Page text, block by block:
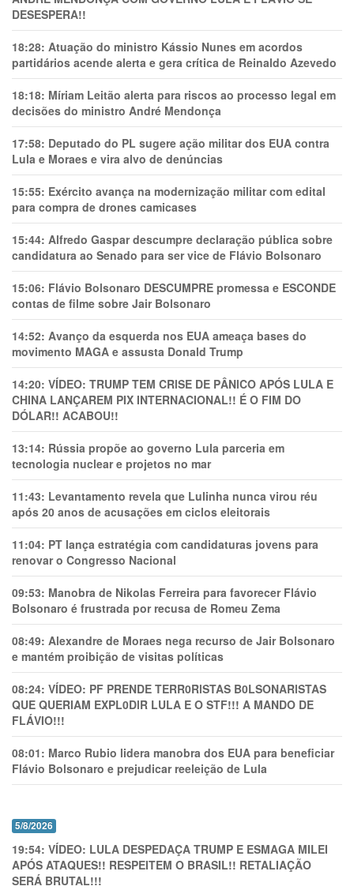
DESESPERA!!
18:28: Atuação do ministro Kássio Nunes em acordos
partidários acende alerta e gera crítica de Reinaldo Azevedo
18:18: Míriam Leitão alerta para riscos ao processo legal em
decisões do ministro André Mendonça
17:58: Deputado do PL sugere ação militar dos EUA contra
Lula e Moraes e vira alvo de denúncias
15:55: Exército avança na modernização militar com edital
para compra de drones camicases
15:44: Alfredo Gaspar descumpre declaração pública sobre
candidatura ao Senado para ser vice de Flávio Bolsonaro
15:06: Flávio Bolsonaro DESCUMPRE promessa e ESCONDE
contas de filme sobre Jair Bolsonaro
14:52: Avanço da esquerda nos EUA ameaça bases do
movimento MAGA e assusta Donald Trump
14:20: VÍDEO: TRUMP TEM CRlSE DE PÂNlCO APÓS LULA E
CHINA LANÇAREM PIX INTERNACIONAL!! É O FIM DO
DÓLAR!! ACABOU!!
13:14: Rússia propõe ao governo Lula parceria em
tecnologia nuclear e projetos no mar
11:43: Levantamento revela que Lulinha nunca virou réu
após 20 anos de acusações em ciclos eleitorais
11:04: PT lança estratégia com candidaturas jovens para
renovar o Congresso Nacional
09:53: Manobra de Nikolas Ferreira para favorecer Flávio
Bolsonaro é frustrada por recusa de Romeu Zema
08:49: Alexandre de Moraes nega recurso de Jair Bolsonaro
e mantém proibição de visitas políticas
08:24: VÍDEO: PF PRENDE TERR0RlSTAS B0LSONARlSTAS
QUE QUERIAM EXPL0DlR LULA E O STF!!! A MANDO DE
FLÁVIO!!!
08:01: Marco Rubio lidera manobra dos EUA para beneficiar
Flávio Bolsonaro e prejudicar reeleição de Lula
5/8/2026
19:54: VÍDEO: LULA DESPEDAÇA TRUMP E ESMAGA MILEI
APÓS ATAQUES!! RESPEITEM O BRASIL!! RETALIAÇÃO
SERÁ BRUTAL!!!